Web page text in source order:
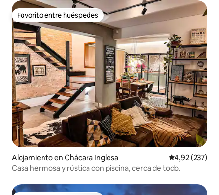
Favorito entre huéspedes
Favorito entre huéspedes
Alojamiento en Chácara Inglesa Calificación
4,92 (237)
Casa hermosa y rústica con piscina, cerca de todo.